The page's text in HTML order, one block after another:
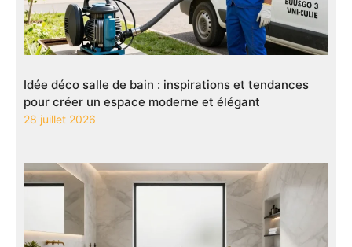
Idée déco salle de bain : inspirations et tendances
pour créer un espace moderne et élégant
28 juillet 2026